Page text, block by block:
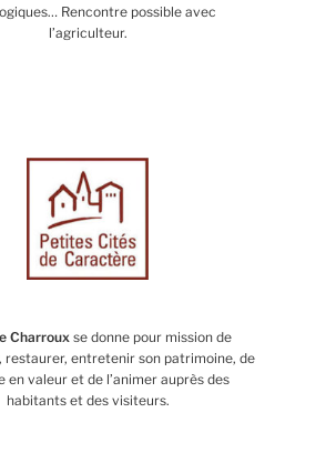
Rencontre possible avec
l’agriculteur.
Charroux se donne pour mission de
restaurer, entretenir son patrimoine, de
en valeur et de l’animer auprès des
habitants et des visiteurs.